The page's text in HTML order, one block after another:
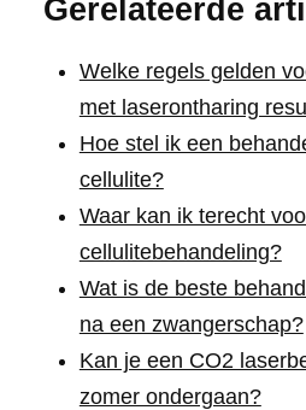
Gerelateerde
Welke regels gelden
met laserontharing
Hoe stel ik een
cellulite?
Waar kan ik terecht
cellulitebehandeling?
Wat is de beste
na een zwangerschap?
Kan je een CO2
zomer ondergaan?